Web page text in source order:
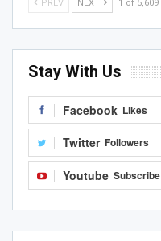
PREV NEXT 1 of 5,609
Stay With Us
Facebook Likes
Twitter Followers
Youtube Subscribe